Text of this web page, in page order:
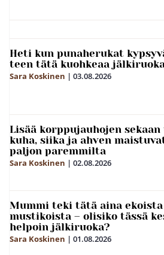
Heti kun punaherukat
teen tätä kuohkeaa
Sara Koskinen | 03.08.2026
Lisää korppujauhojen sekaan
kuha, siika ja ahven
paljon paremmilta
Sara Koskinen | 02.08.2026
Mummi teki tätä aina ekoista
mustikoista – olisiko tässä
helpoin jälkiruoka?
Sara Koskinen | 01.08.2026